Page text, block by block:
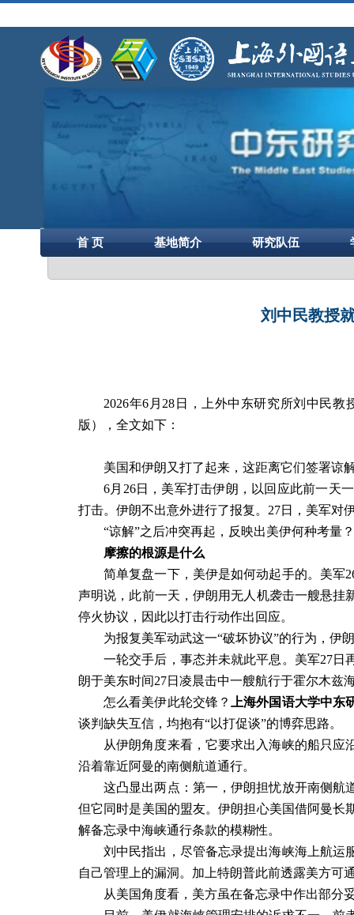
首 页 基地简介 研究队伍
刘中民教授
2026年6 月 28 日，上外中东研究所刘中民教
版），全文如下：
美国和伊朗又打了起来，这距离它们签署谅
6月 26日，美军打击伊朗，以回应此前一天
打击。伊朗不出意外进行了报复。 27日，美军对
“谅解”之后冲突再起，反映出美伊何种考量
摩擦的根源是什么
简单复盘一下，美伊是如何动起手的。美军
声明说，此前一天，伊朗用无人机袭击一艘悬
停火协议，因此以打击行动作出回应。
为报复美军动武这一“破坏协议”的行为，伊
一轮交手后，事态并未就此平息。美军27日
朗于美东时间27日凌晨击中一艘航行于霍尔木兹
怎么看美伊此轮交锋？
上海外国语大学中
谈判缺失互信，均抱有“以打促谈”的博弈思路。
从伊朗角度来看，它要求出入海峡的船只
沿着靠近阿曼的南侧航道通行。
这凸显出两点：第一，伊朗担忧放开南侧航
但它同时是美国的盟友。伊朗担心美国借阿曼
解备忘录中海峡通行条款的模糊性。
刘中民指出，尽管备忘录提出海峡海上航运
自己管理上的漏洞。加上特朗普此前透露美方可
从美国角度看，美方虽在备忘录中作出部分